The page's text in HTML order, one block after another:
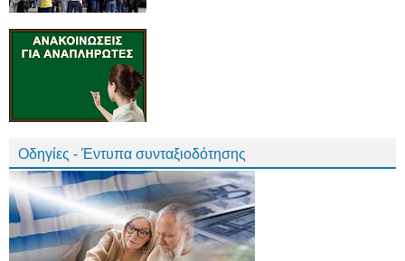
Οδηγίες - Έντυπα συνταξιοδότησης